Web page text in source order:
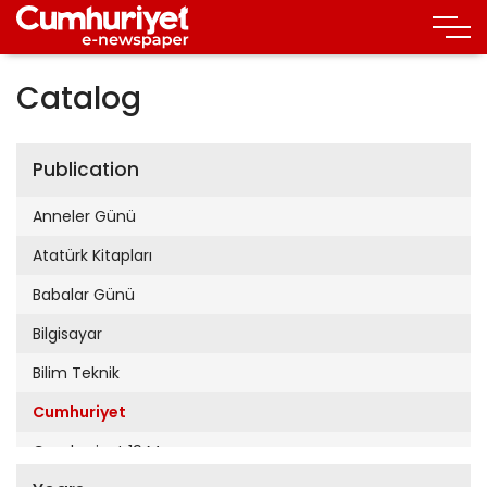
Catalog
Publication
Anneler Günü
Atatürk Kitapları
Babalar Günü
Bilgisayar
Bilim Teknik
Cumhuriyet
Cumhuriyet 19 Mayıs